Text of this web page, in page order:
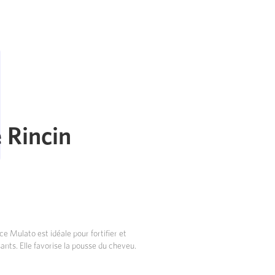
Rincin
Mulato est idéale pour fortifier et
Elle favorise la pousse du cheveu.